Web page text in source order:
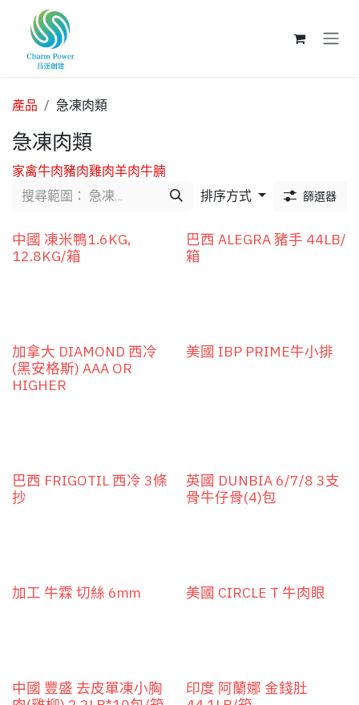
跳至內容
產品 急凍肉類
急凍肉類
家禽牛肉豬肉雞肉羊肉牛腩
排序方式
篩選器
中國 凍米鴨1.6KG,
12.8KG/箱
巴西 ALEGRA 豬手 44LB/
箱
加拿大 DIAMOND 西冷
(黑安格斯) AAA OR
HIGHER
美國 IBP PRIME牛小排
巴西 FRIGOTIL 西冷 3條
抄
英國 DUNBIA 6/7/8 3支
骨牛仔骨(4)包
加工 牛霖 切絲 6mm 美國 CIRCLE T 牛肉眼
中國 豐盛 去皮單凍小胸
印度 阿蘭娜 金錢肚